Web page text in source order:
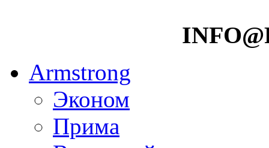
Armstrong
Эконом
Прима